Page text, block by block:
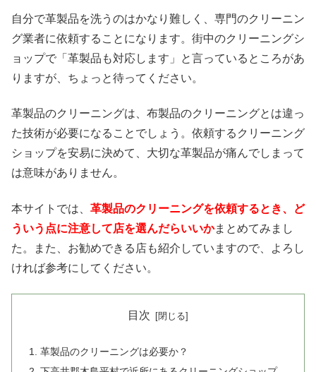
自分で革製品を洗うのはかなり難しく、専門のクリーニン
グ業者に依頼することになります。街中のクリーニングシ
ョップで「革製品も対応します」と言っているところがあ
りますが、ちょっと待ってください。
革製品のクリーニングは、布製品のクリーニングとは違っ
た技術が必要になることでしょう。依頼するクリーニング
ショップを安易に決めて、大切な革製品が痛んでしまって
は意味がありません。
本サイトでは、 革製品のクリーニングを依頼するとき、ど
ういう点に注意して店を選んだらいいかまとめてみまし
た。また、お勧めできる店も紹介していますので、よろし
ければ参考にしてください。
目次
革製品のクリーニングは必要か？